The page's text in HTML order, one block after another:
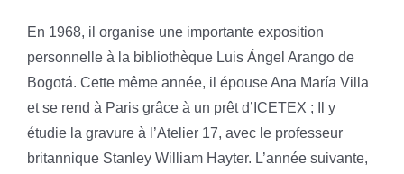
En 1968, il organise une importante exposition
personnelle à la bibliothèque Luis Ángel Arango de
Bogotá. Cette même année, il épouse Ana María Villa
et se rend à Paris grâce à un prêt d’ICETEX ; Il y
étudie la gravure à l’Atelier 17, avec le professeur
britannique Stanley William Hayter. L’année suivante,